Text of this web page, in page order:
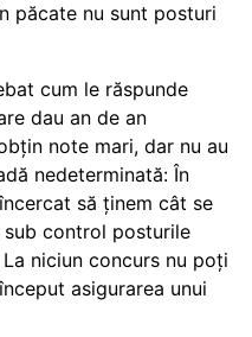
păcate nu sunt posturi
cum le răspunde
dau an de an
note mari, dar nu au
nedeterminată: În
să ținem cât se
control posturile
niciun concurs nu poți
asigurarea unui